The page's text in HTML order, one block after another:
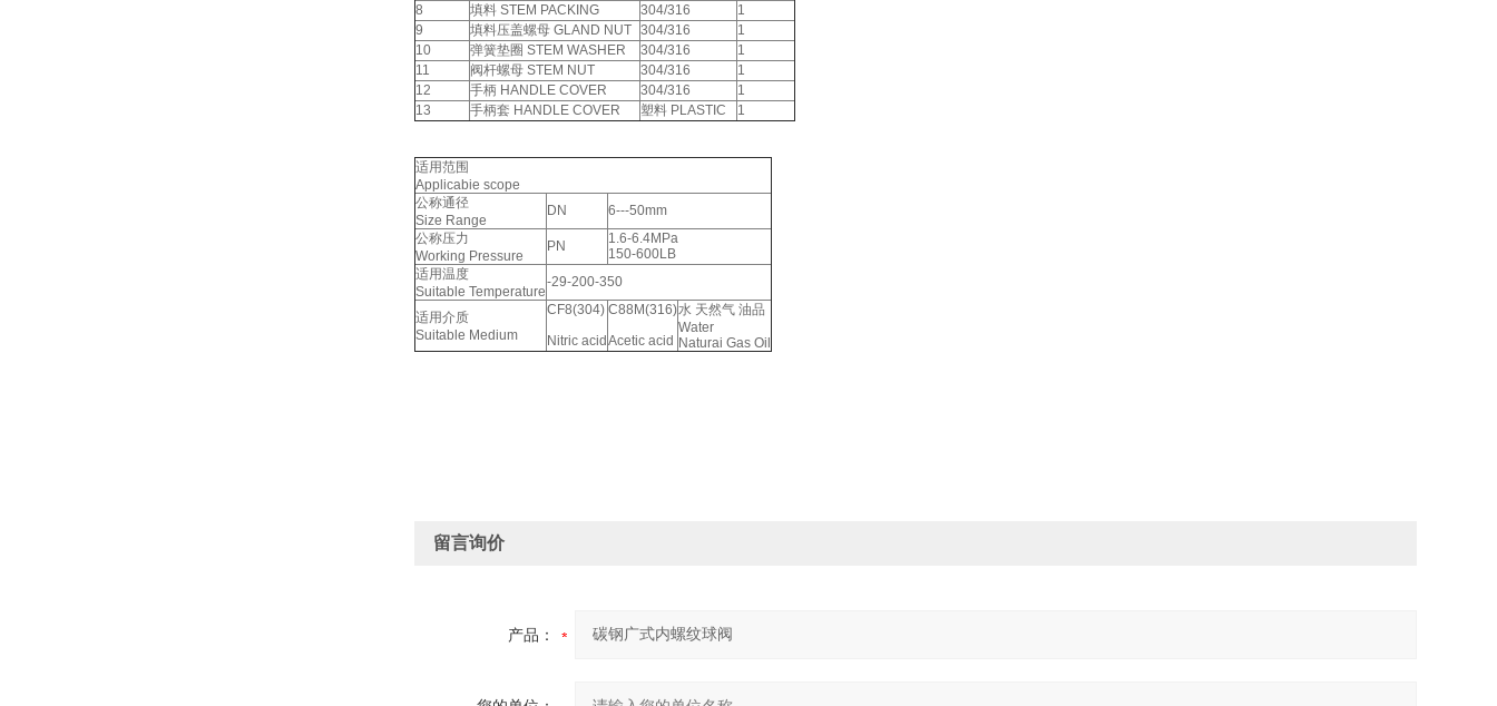
8
填料 STEM PACKING 304/316
1
9
填料压盖螺母 GLAND NUT 304/316
1
10
弹簧垫圈 STEM WASHER 304/316
1
11
阀杆螺母 STEM NUT 304/316
1
12
手柄 HANDLE COVER 304/316
1
13
手柄套 HANDLE COVER 塑料 PLASTIC 1
适用范围
Applicabie scope
公称通径
Size Range
DN
6---50mm
公称压力
Working Pressure
PN
1.6-6.4MPa
150-600LB
适用温度
Suitable Temperature
-29-200-350
适用介质
Suitable Medium
CF8(304)
Nitric acid
C88M(316)
Acetic acid
水 天然气 油品
Water
Naturai Gas Oil
留言询价
产品：